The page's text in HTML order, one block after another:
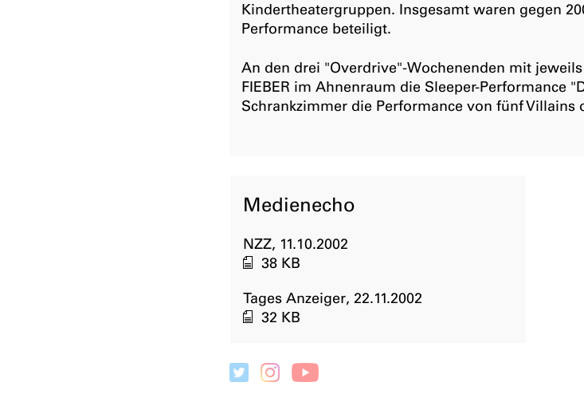
Kindertheatergruppen. Insgesamt waren gegen
Performance beteiligt.
An den drei "Overdrive"-Wochenenden mit
FIEBER im Ahnenraum die Sleeper-Performance
Schrankzimmer die Performance von fünf Villains
Medienecho
NZZ, 11.10.2002
38 KB
Tages Anzeiger, 22.11.2002
32 KB